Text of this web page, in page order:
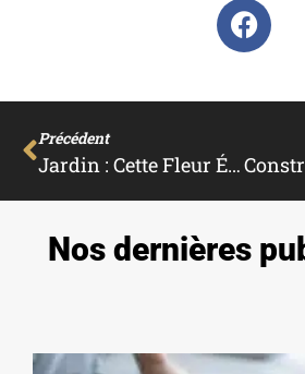
Précédent
Jardin : Cette Fleur Élue « Plante Du Siècle » Pour Sa Beauté Est À Planter En Décembre Et Elle Ne Nécessite Aucun Entretien
Nos dernières